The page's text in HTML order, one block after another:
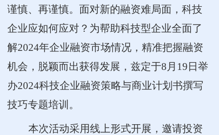
谨慎、再谨慎。面对新的融资难局面，科技
企业应如何应对？为帮助科技型企业全面了
解2024年企业融资市场情况，精准把握融资
机会，脱颖而出获得发展，兹定于8月19日举
办2024科技企业融资策略与商业计划书撰写
技巧专题培训。
本次活动采用线上形式开展，邀请投资